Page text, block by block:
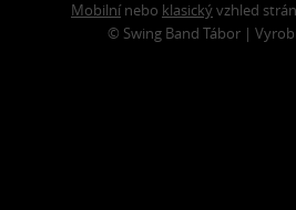
Mobilní nebo klasickývzhled
© Swing Band Tábor |